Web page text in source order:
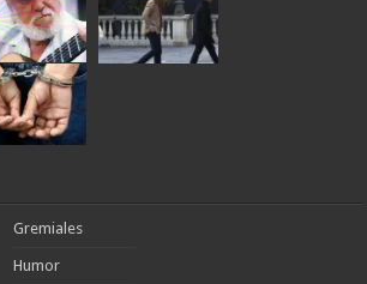
Gremiales
Humor